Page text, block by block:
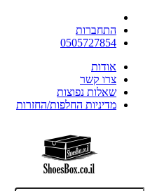
התחברות
0505727854
אודות
צרו קשר
שאלות נפוצות
מדיניות החלפות/החזרות